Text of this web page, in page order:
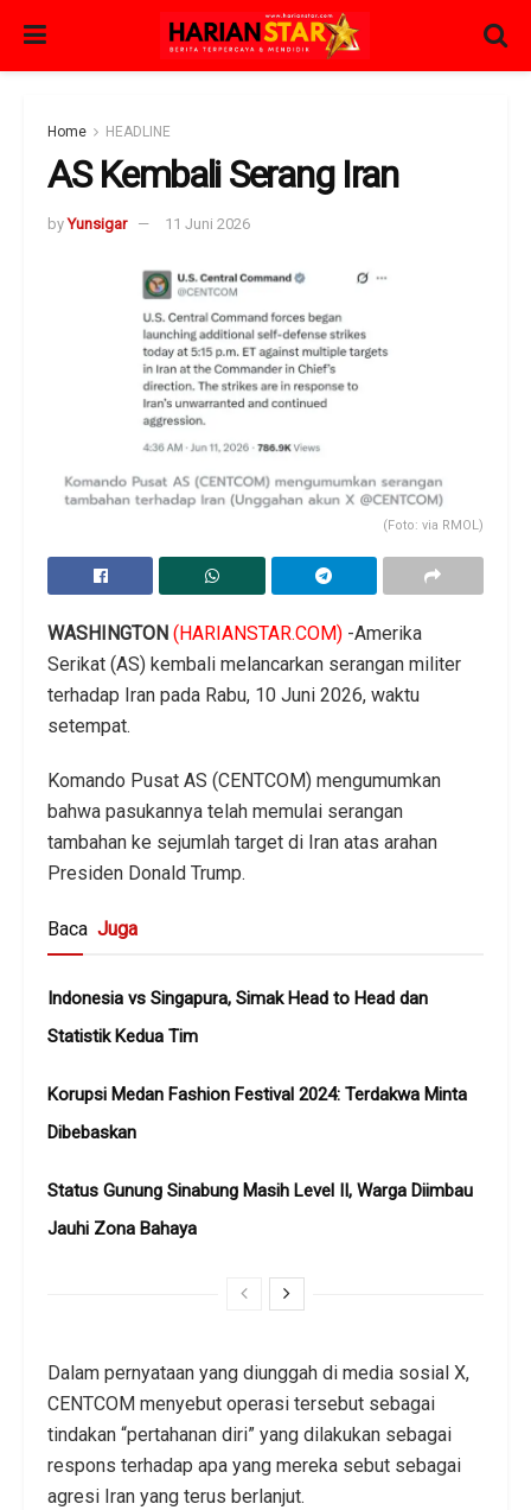
Home HEADLINE
AS Kembali Serang Iran
by Yunsigar 11 Juni 2026
(Foto: via RMOL)
WASHINGTON (HARIANSTAR.COM) -Amerika
Serikat (AS) kembali melancarkan serangan militer
terhadap Iran pada Rabu, 10 Juni 2026, waktu
setempat.
Komando Pusat AS (CENTCOM) mengumumkan
bahwa pasukannya telah memulai serangan
tambahan ke sejumlah target di Iran atas arahan
Presiden Donald Trump.
Baca Juga
Indonesia vs Singapura, Simak Head to Head dan
Statistik Kedua Tim
Korupsi Medan Fashion Festival 2024: Terdakwa Minta
Dibebaskan
Status Gunung Sinabung Masih Level II, Warga Diimbau
Jauhi Zona Bahaya
Dalam pernyataan yang diunggah di media sosial X,
CENTCOM menyebut operasi tersebut sebagai
tindakan “pertahanan diri” yang dilakukan sebagai
respons terhadap apa yang mereka sebut sebagai
agresi Iran yang terus berlanjut.